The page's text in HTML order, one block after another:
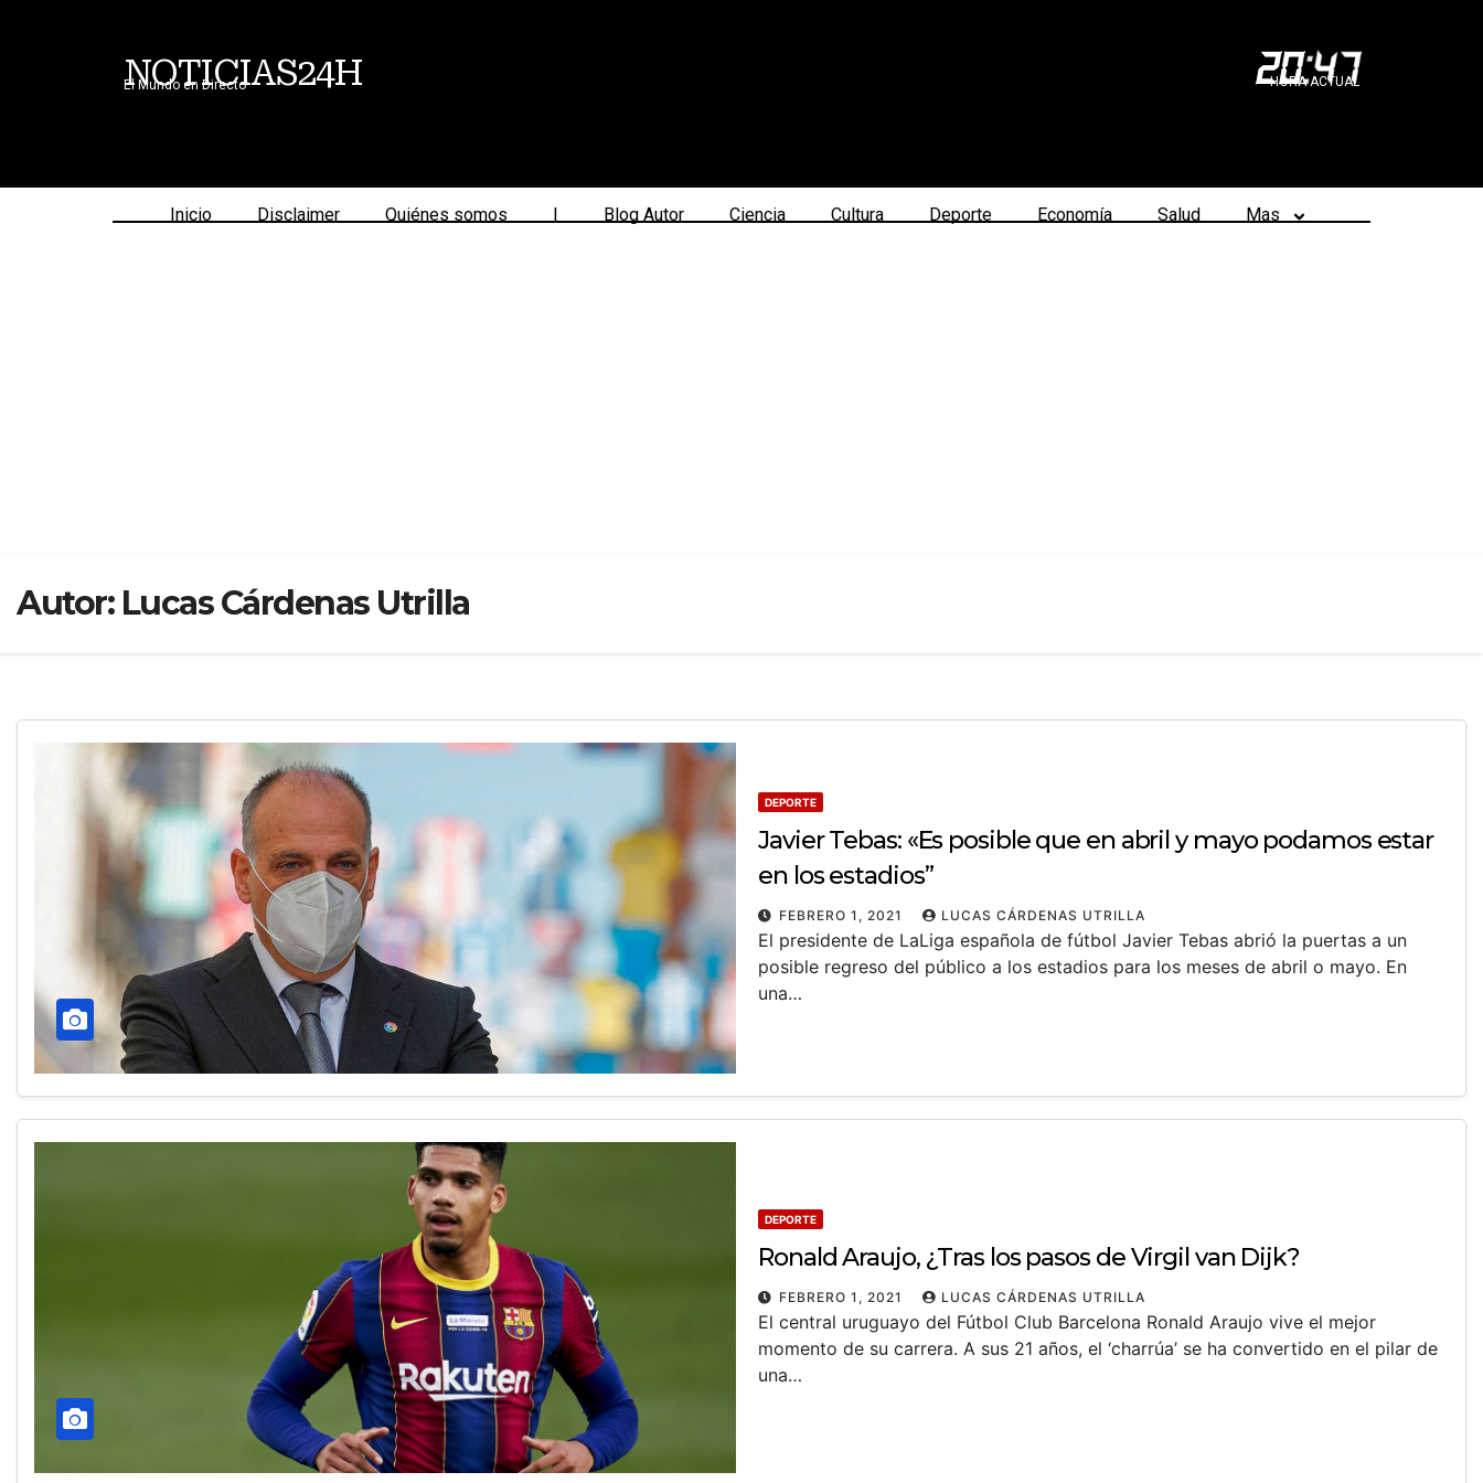
NOTICIAS24H
El Mundo en Directo 20:47
HORA ACTUAL
Inicio Disclaimer Quiénes somos | Blog Autor Ciencia Cultura Deporte Economía Salud Mas
Autor: Lucas Cárdenas Utrilla
DEPORTE
Javier Tebas: «Es posible que en abril y mayo podamos estar
en los estadios”
FEBRERO 1, 2021 LUCAS CÁRDENAS UTRILLA
El presidente de LaLiga española de fútbol Javier Tebas abrió la puertas a un
posible regreso del público a los estadios para los meses de abril o mayo. En
una…
DEPORTE
Ronald Araujo, ¿Tras los pasos de Virgil van Dijk?
FEBRERO 1, 2021 LUCAS CÁRDENAS UTRILLA
El central uruguayo del Fútbol Club Barcelona Ronald Araujo vive el mejor
momento de su carrera. A sus 21 años, el ‘charrúa’ se ha convertido en el pilar de
una…